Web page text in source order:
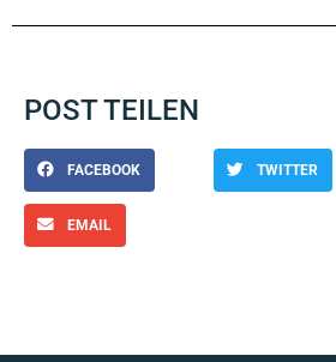
POST TEILEN
FACEBOOK TWITTER
EMAIL